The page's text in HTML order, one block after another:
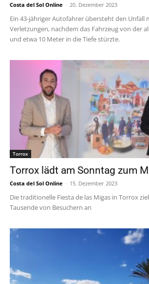
Costa del Sol Online - 20. Dezember 2023
Ein 43-jähriger Autofahrer übersteht den Unfall
Verletzungen, nachdem das Fahrzeug von der
und etwa 10 Meter in die Tiefe stürzte.
Torrox
Torrox lädt am Sonntag zum
Costa del Sol Online - 15. Dezember 2023
Die traditionelle Fiesta de las Migas in Torrox
Tausende von Besuchern an